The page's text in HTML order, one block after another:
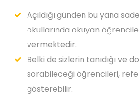
Açıldığı günden bu yana
okullarında okuyan
vermektedir.
Belki de sizlerin tanıdığı ve
sorabileceği öğrencileri,
gösterebilir.